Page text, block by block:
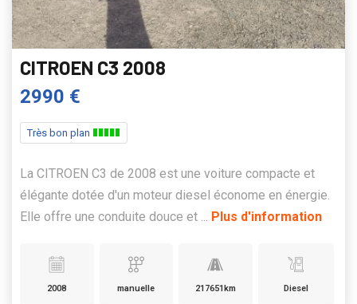
CITROEN C3 2008
2990 €
Très bon plan
La CITROEN C3 de 2008 est une voiture compacte et
élégante dotée d'un moteur diesel économe en énergie.
Elle offre une conduite douce et ... Plus d'information
2008 manuelle 217651km Diesel